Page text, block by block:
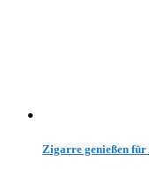
Zigarre genießen für